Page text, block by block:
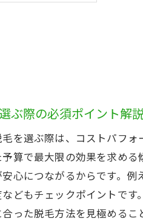
法
識
選択はどちら
しよう
紹介
スクのポイント
と費用感
ぶ際の必須ポイント解
を選ぶ際は、コストパフォ
算で最大限の効果を求め
心につながるからです。
どもチェックポイントです
った脱毛方法を見極めるこ